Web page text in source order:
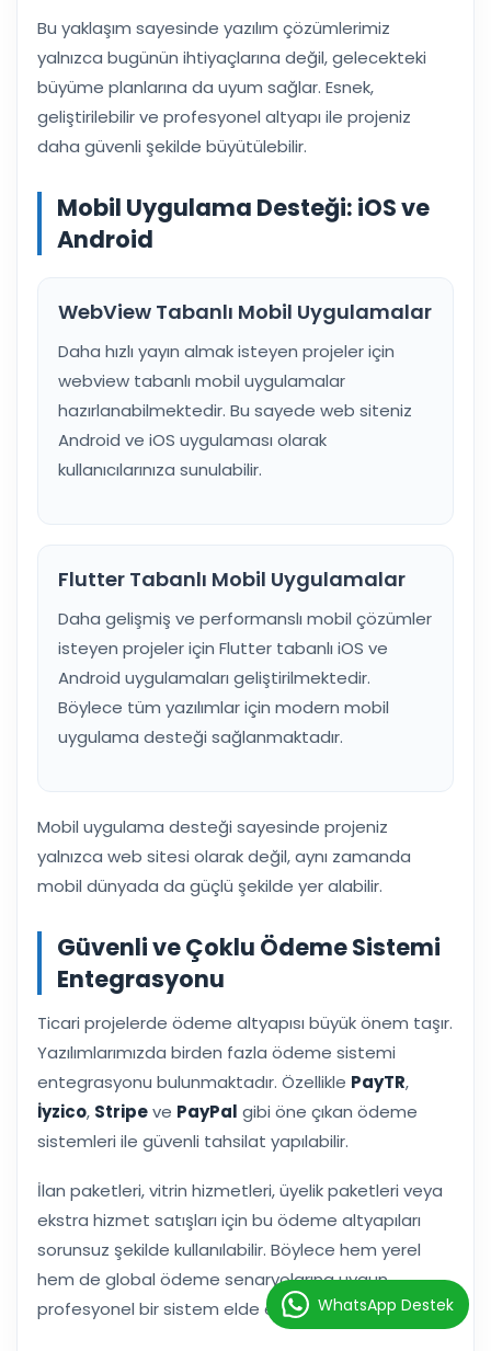
Bu yaklaşım sayesinde yazılım çözümlerimiz
yalnızca bugünün ihtiyaçlarına değil, gelecekteki
büyüme planlarına da uyum sağlar. Esnek,
geliştirilebilir ve profesyonel altyapı ile projeniz
daha güvenli şekilde büyütülebilir.
Mobil Uygulama Desteği: iOS ve
Android
WebView Tabanlı Mobil Uygulamalar
Daha hızlı yayın almak isteyen projeler için
webview tabanlı mobil uygulamalar
hazırlanabilmektedir. Bu sayede web siteniz
Android ve iOS uygulaması olarak
kullanıcılarınıza sunulabilir.
Flutter Tabanlı Mobil Uygulamalar
Daha gelişmiş ve performanslı mobil çözümler
isteyen projeler için Flutter tabanlı iOS ve
Android uygulamaları geliştirilmektedir.
Böylece tüm yazılımlar için modern mobil
uygulama desteği sağlanmaktadır.
Mobil uygulama desteği sayesinde projeniz
yalnızca web sitesi olarak değil, aynı zamanda
mobil dünyada da güçlü şekilde yer alabilir.
Güvenli ve Çoklu Ödeme Sistemi
Entegrasyonu
Ticari projelerde ödeme altyapısı büyük önem taşır.
Yazılımlarımızda birden fazla ödeme sistemi
entegrasyonu bulunmaktadır. Özellikle PayTR,
İyzico, Stripeve PayPal gibi öne çıkan ödeme
sistemleri ile güvenli tahsilat yapılabilir.
İlan paketleri, vitrin hizmetleri, üyelik paketleri veya
ekstra hizmet satışları için bu ödeme altyapıları
sorunsuz şekilde kullanılabilir. Böylece hem yerel
hem de global ödeme senaryolarına uygun
profesyonel bir sistem elde edilmiş olur.WhatsApp Destek